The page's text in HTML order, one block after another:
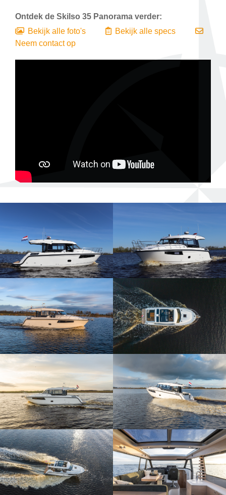
Ontdek de Skilso 35 Panorama verder:
Bekijk alle foto's
Bekijk alle specs
Neem contact op